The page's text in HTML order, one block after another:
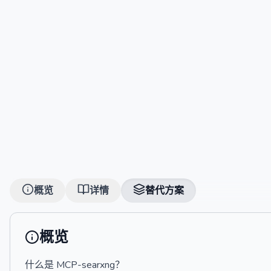
概览 详情 替代方案
概览
什么是 MCP-searxng？